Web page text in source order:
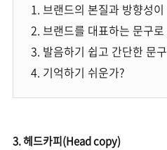
1. 브랜드의 본질과 방향성
2. 브랜드를 대표하는 문구
3. 발음하기 쉽고 간단한 문
4. 기억하기 쉬운가?
3. 헤드카피(Head copy)